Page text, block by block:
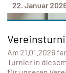
22. Januar
Am 21.01.2026
Turnier in